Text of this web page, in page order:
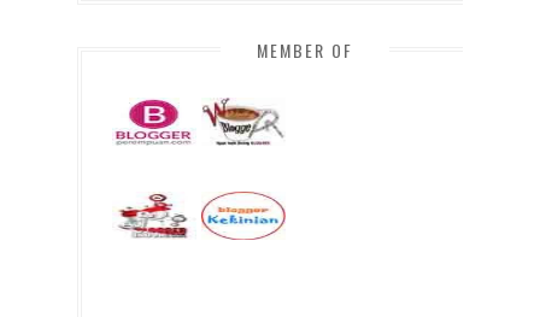
MEMBER OF